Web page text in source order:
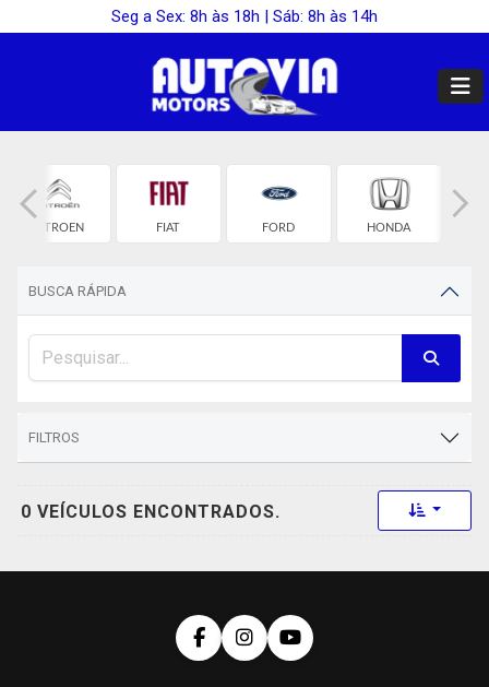
Seg a Sex: 8h às 18h | Sáb: 8h às 14h
CITROEN FIAT FORD HONDA
BUSCA RÁPIDA
FILTROS
0 VEÍCULOS ENCONTRADOS. Toggle